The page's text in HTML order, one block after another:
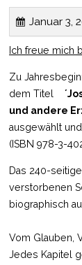
Januar 3,
Ich freue mich
Zu
dem Titel
und andere
ausgewählt
(ISBN 978-3-
Das 240-
verstorbenen
Vom Glauben,
Jedes Kapitel